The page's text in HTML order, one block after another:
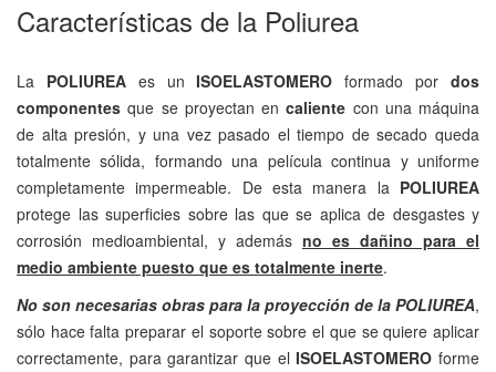
Características de la Poliurea
La POLIUREAes unISOELASTOMERO formado pordos
componentes que se proyectan encaliente con una máquina
de alta presión, y una vez pasado el tiempo de secado queda
totalmente sólida, formando una película continua y uniforme
completamente impermeable. De esta manera la POLIUREA
protege las superficies sobre las que se aplica de desgastes y
corrosión medioambiental, y además no es dañino para el
medio ambiente puesto que es totalmente inerte.
No son necesarias obras para la proyección de la POLIUREA,
sólo hace falta preparar el soporte sobre el que se quiere aplicar
correctamente, para garantizar que elISOELASTOMERO forme